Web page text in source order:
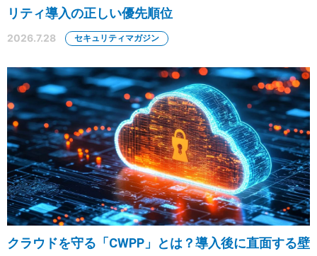
リティ導入の正しい優先順位
2026.7.28 セキュリティマガジン
クラウドを守る「CWPP」とは？導入後に直面する壁